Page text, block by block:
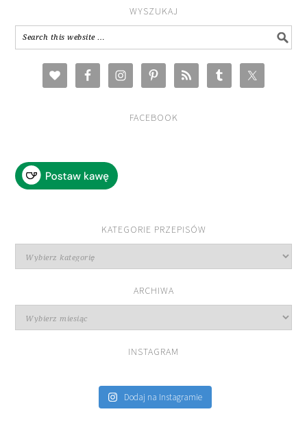
WYSZUKAJ
FACEBOOK
KATEGORIE PRZEPISÓW
przepisów
ARCHIWA
INSTAGRAM
Dodaj na Instagramie